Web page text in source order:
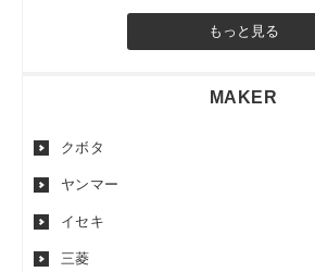
もっと見る
MAKER
クボタ
ヤンマー
イセキ
三菱